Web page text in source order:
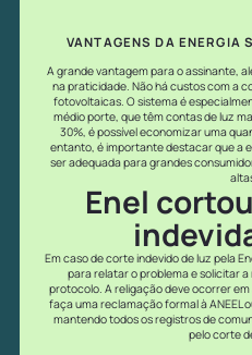
VANTAGENS DA ENERGIA
A grande vantagem para o assinante,
na praticidade. Não há custos com a
fotovoltaicas. O sistema é
médio porte, que têm contas de luz
30%, é possível economizar uma
entanto, é importante destacar que a
ser adequada para grandes
Enel
Em caso de corte indevido de luz pela
para relatar o problema e solicitar
protocolo. A religação deve ocorrer
faça uma reclamação formal à ANEEL
mantendo todos os registros de
pelo corte